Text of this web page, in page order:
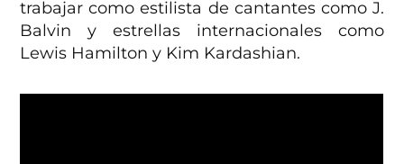
trabajar como estilista de cantantes como J.
Balvin y estrellas internacionales como
Lewis Hamilton y Kim Kardashian.